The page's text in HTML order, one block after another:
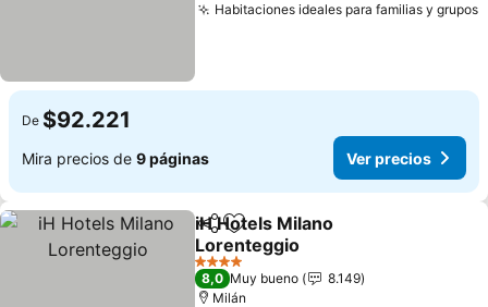
Habitaciones ideales para familias y grupos
De $92.221
Mira precios de 9 páginas Ver precios
CompartirAgregar a favoritos
iH Hotels Milano
Lorenteggio
Ver precios
4 Estrellas
8,0 Muy bueno
8.149
Milán